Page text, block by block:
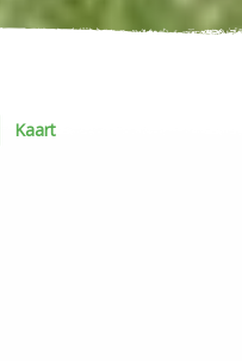
Kaart